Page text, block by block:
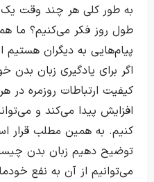
به طور کلی هر چند وقت
طول روز فکر می‌کنیم؟ ما
پیام‌هایی به دیگران هستیم
اگر برای یادگیری زبان بدن
کیفیت ارتباطات روزمره
افزایش پیدا می‌کند و
کنیم. به همین مطلب قرار
توضیح دهیم زبان بدن
می‌توانیم از آن به نفع